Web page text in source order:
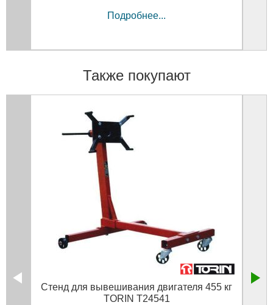
Подробнее...
Также покупают
Стенд для вывешивания двигателя 455 кг
TORIN T24541